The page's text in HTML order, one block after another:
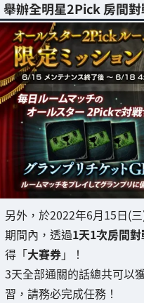
舉辦全明星2Pick 房間對
另外，於2022年6月15日(
期間內，透過1天1次房間
得「大賽券」！
3天全部通關的話總共可以
習，請務必完成任務！